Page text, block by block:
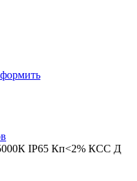
IP65 Кп<2% КСС Д